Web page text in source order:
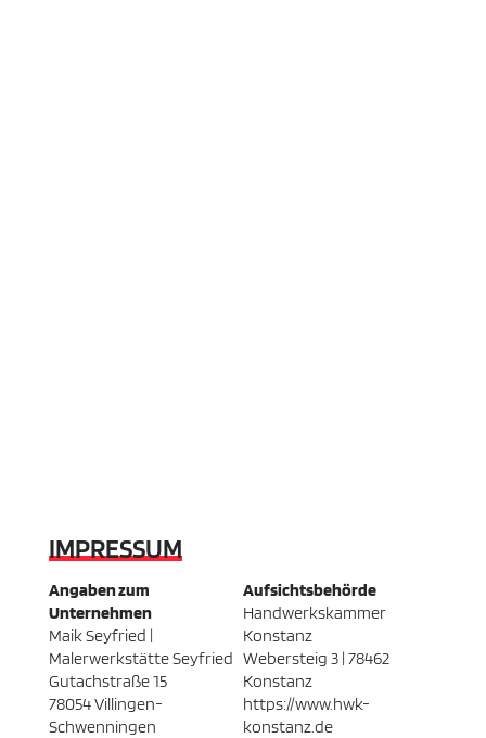
IMPRESSUM
Angaben zum
Unternehmen
Maik Seyfried |
Malerwerkstätte Seyfried
Gutachstraße 15
78054 Villingen-
Schwenningen
Aufsichtsbehörde
Handwerkskammer
Konstanz
Webersteig 3 | 78462
Konstanz
https://www.hwk-
konstanz.de